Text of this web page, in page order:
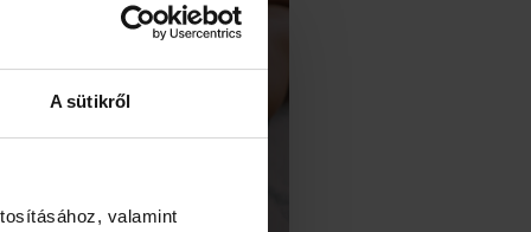
A sütikről
valamint